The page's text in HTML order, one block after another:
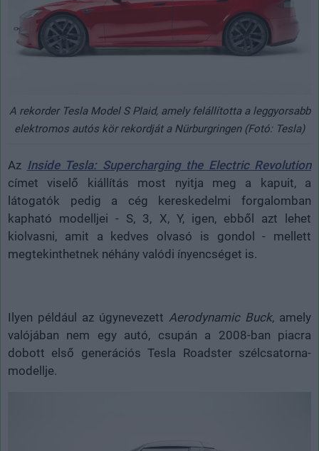
A rekorder Tesla Model S Plaid, amely felállította a leggyorsabb
elektromos autós kör rekordját a Nürburgringen (Fotó: Tesla)
Az Inside Tesla: Supercharging the Electric Revolution
címet viselő kiállítás most nyitja meg a kapuit, a
látogatók pedig a cég kereskedelmi forgalomban
kapható modelljei - S, 3, X, Y, igen, ebből azt lehet
kiolvasni, amit a kedves olvasó is gondol - mellett
megtekinthetnek néhány valódi ínyencséget is.
Ilyen például az úgynevezett Aerodynamic Buck, amely
valójában nem egy autó, csupán a 2008-ban piacra
dobott első generációs Tesla Roadster szélcsatorna-
modellje.